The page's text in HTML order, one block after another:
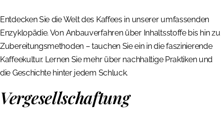
Entdecken Sie die Welt des Kaffees in unserer umfassenden
Enzyklopädie. Von Anbauverfahren über Inhaltsstoffe bis hin zu
Zubereitungsmethoden – tauchen Sie ein in die faszinierende
Kaffeekultur. Lernen Sie mehr über nachhaltige Praktiken und
die Geschichte hinter jedem Schluck.
Vergesellschaftung